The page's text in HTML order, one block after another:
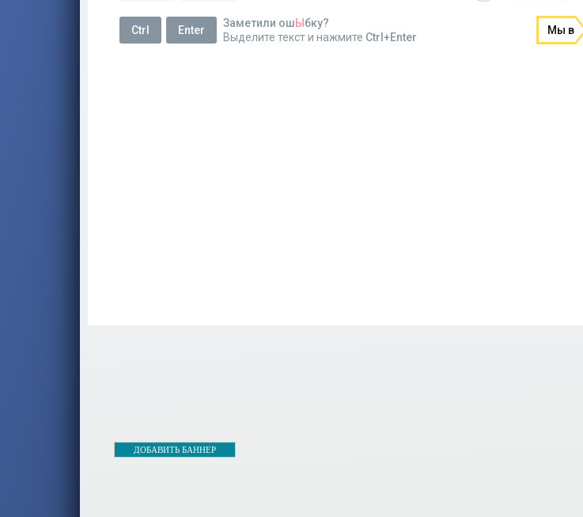
Ctrl Enter
Заметили ошЫ бку?
Выделите текст и нажмите Ctrl+Enter
Мы в
ДОБАВИТЬ БАННЕР